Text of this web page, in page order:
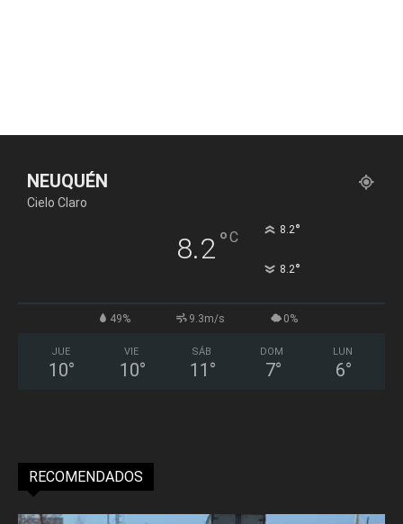
NEUQUÉN
Cielo Claro
8.2°C 8.2°
8.2°
49% 9.3m/s 0%
JUE
10°
VIE
10°
SÁB
11 °
DOM
7°
LUN
6°
RECOMENDADOS